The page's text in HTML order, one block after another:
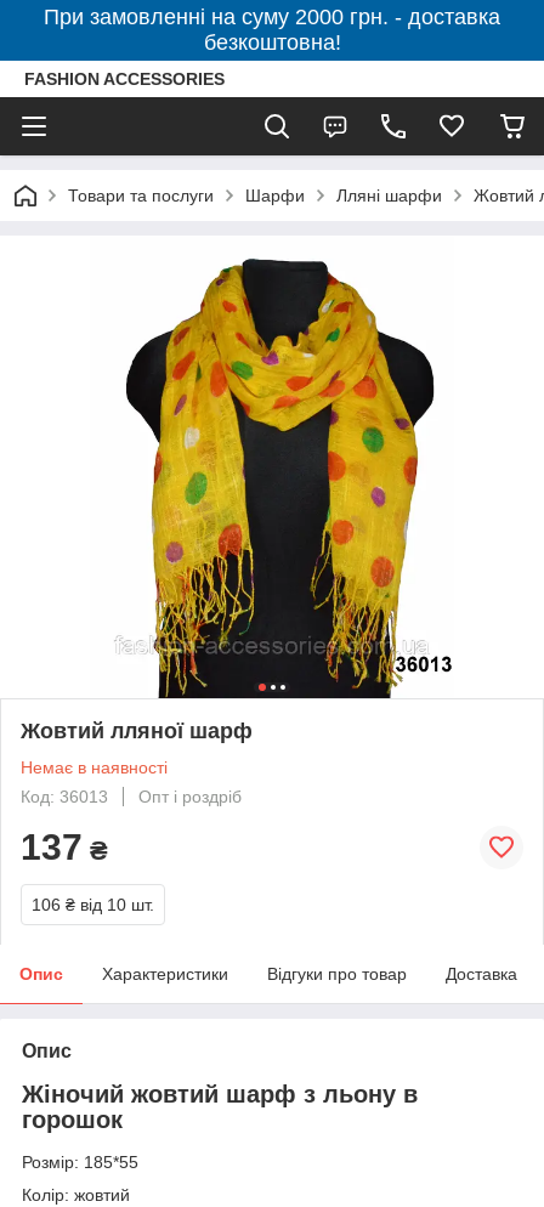
При замовленні на суму 2000 грн. - доставка
безкоштовна!
FASHION ACCESSORIES
Товари та послуги Шарфи Лляні шарфи Жовтий
Жовтий лляної шарф
Немає в наявності
Код: 36013
Опт і роздріб
137 ₴
106 ₴ від 10 шт.
Опис Характеристики Відгуки про товар Доставка
Опис
Жіночий жовтий шарф з льону в
горошок
Розмір: 185*55
Колір: жовтий